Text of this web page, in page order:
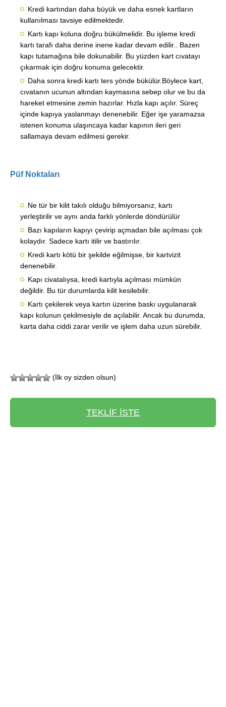
Kredi kartından daha büyük ve daha esnek kartların
kullanılması tavsiye edilmektedir.
Kartı kapı koluna doğru bükülmelidir. Bu işleme kredi
kartı tarafı daha derine inene kadar devam edilir.. Bazen
kapı tutamağına bile dokunabilir. Bu yüzden kart cıvatayı
çıkarmak için doğru konuma gelecektir.
Daha sonra kredi kartı ters yönde bükülür.Böylece kart,
cıvatanın ucunun altından kaymasına sebep olur ve bu da
hareket etmesine zemin hazırlar. Hızla kapı açılır. Süreç
içinde kapıya yaslanmayı denenebilir. Eğer işe yaramazsa
istenen konuma ulaşıncaya kadar kapının ileri geri
sallamaya devam edilmesi gerekir.
Püf Noktaları
Ne tür bir kilit takılı olduğu bilmiyorsanız, kartı
yerleştirilir ve aynı anda farklı yönlerde döndürülür
Bazı kapıların kapıyı çevirip açmadan bile açılması çok
kolaydır. Sadece kartı itilir ve bastırılır.
Kredi kartı kötü bir şekilde eğilmişse, bir kartvizit
denenebilir.
Kapı civatalıysa, kredi kartıyla açılması mümkün
değildir. Bu tür durumlarda kilit kesilebilir.
Kartı çekilerek veya kartın üzerine baskı uygulanarak
kapı kolunun çekilmesiyle de açılabilir. Ancak bu durumda,
karta daha ciddi zarar verilir ve işlem daha uzun sürebilir.
(İlk oy sizden olsun)
TEKLİF İSTE